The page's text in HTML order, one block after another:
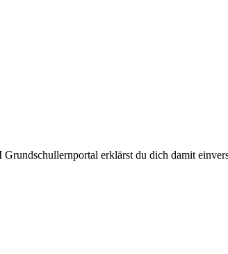
erklärst du dich damit